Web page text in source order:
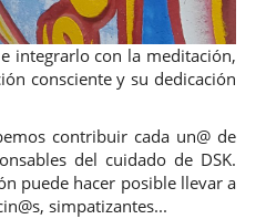
integrarlo con la meditación,
consciente y su dedicación
contribuir cada un@ de
del cuidado de DSK.
puede hacer posible llevar a
simpatizantes...